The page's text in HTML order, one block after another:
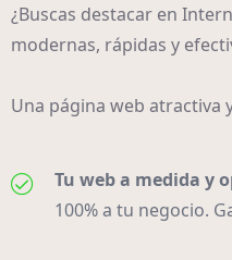
¿Buscas destacar en
modernas, rápidas y
Una página web atractiva
Tu web a medida y
100% a tu negocio.